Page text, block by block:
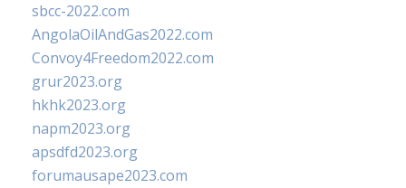
sbcc-2022.com
AngolaOilAndGas2022.com
Convoy4Freedom2022.com
grur2023.org
hkhk2023.org
napm2023.org
apsdfd2023.org
forumausape2023.com